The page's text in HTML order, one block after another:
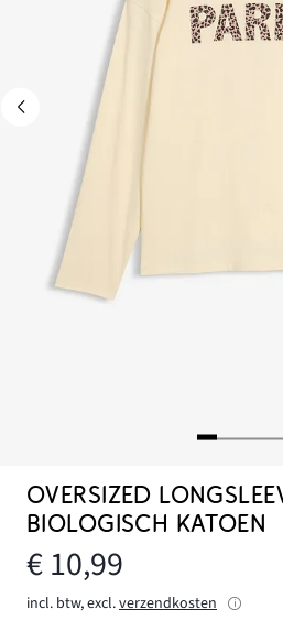
OVERSIZED
BIOLOGISCH KATOEN
€ 10,99
incl. btw, excl.verzendkosten